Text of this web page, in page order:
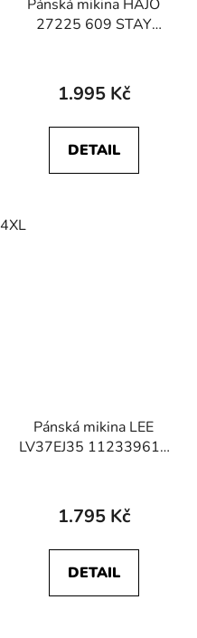
Pánská mikina HAJO
27225 609 STAY
1.995 Kč
DETAIL
4XL
Pánská mikina LEE
LV37EJ35 112339611
1.795 Kč
DETAIL